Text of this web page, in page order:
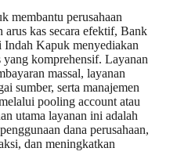
membantu perusahaan
kas secara efektif, Bank
Indah Kapuk menyediakan
yang komprehensif. Layanan
massal, layanan
sumber, serta manajemen
pooling account atau
utama layanan ini adalah
dana perusahaan,
dan meningkatkan